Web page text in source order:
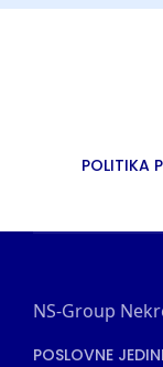
POLITIKA
NS-Group
POSLOVNE